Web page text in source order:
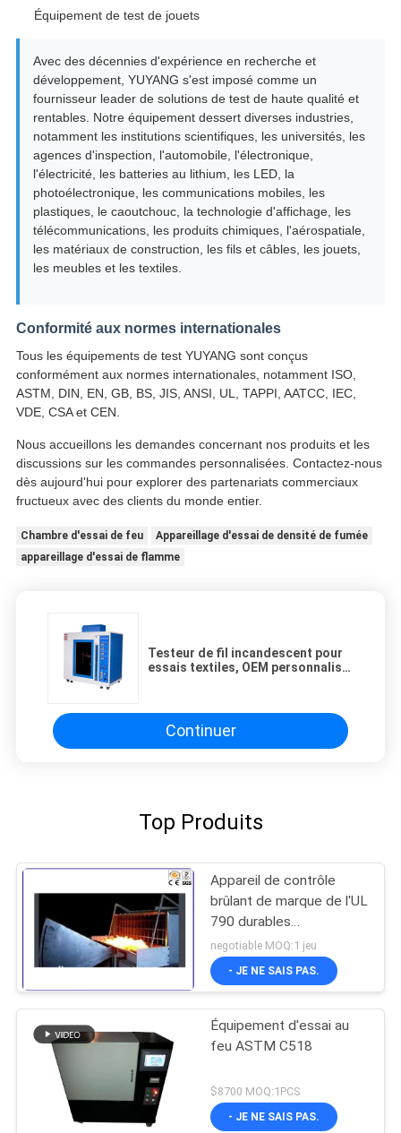
Équipement de test de jouets
Avec des décennies d'expérience en recherche et
développement, YUYANG s'est imposé comme un
fournisseur leader de solutions de test de haute qualité et
rentables. Notre équipement dessert diverses industries,
notamment les institutions scientifiques, les universités, les
agences d'inspection, l'automobile, l'électronique,
l'électricité, les batteries au lithium, les LED, la
photoélectronique, les communications mobiles, les
plastiques, le caoutchouc, la technologie d'affichage, les
télécommunications, les produits chimiques, l'aérospatiale,
les matériaux de construction, les fils et câbles, les jouets,
les meubles et les textiles.
Conformité aux normes internationales
Tous les équipements de test YUYANG sont conçus
conformément aux normes internationales, notamment ISO,
ASTM, DIN, EN, GB, BS, JIS, ANSI, UL, TAPPI, AATCC, IEC,
VDE, CSA et CEN.
Nous accueillons les demandes concernant nos produits et les
discussions sur les commandes personnalisées. Contactez-nous
dès aujourd'hui pour explorer des partenariats commerciaux
fructueux avec des clients du monde entier.
Chambre d'essai de feu
Appareillage d'essai de densité de fumée
appareillage d'essai de flamme
Testeur de fil incandescent pour
essais textiles, OEM personnalisé,
Continuer
Top Produits
Appareil de contrôle
brûlant de marque de l'UL
790 durables
d'équipement d'essai du
feu pour la diffusion de
pile solaire
negotiable MOQ:1 jeu
- JE NE SAIS PAS.
Équipement d'essai au
feu ASTM C518
$8700 MOQ:1PCS
- JE NE SAIS PAS.